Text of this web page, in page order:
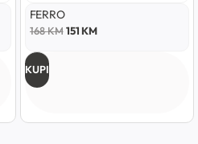
FERRO
168KM 151KM
KUPI